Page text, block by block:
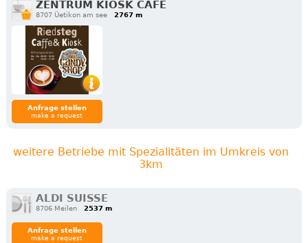
ZENTRUM KIOSK CAFÉ
8707 Üetikon am see 2767 m
Anfrage stellen
make a request
weitere Betriebe mit Spezialitäten im Umkreis von
3km
ALDI SUISSE
8706 Meilen 2537 m
Anfrage stellen
make a request